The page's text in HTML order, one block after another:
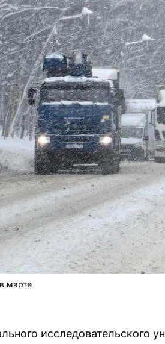
марте
исследовательского